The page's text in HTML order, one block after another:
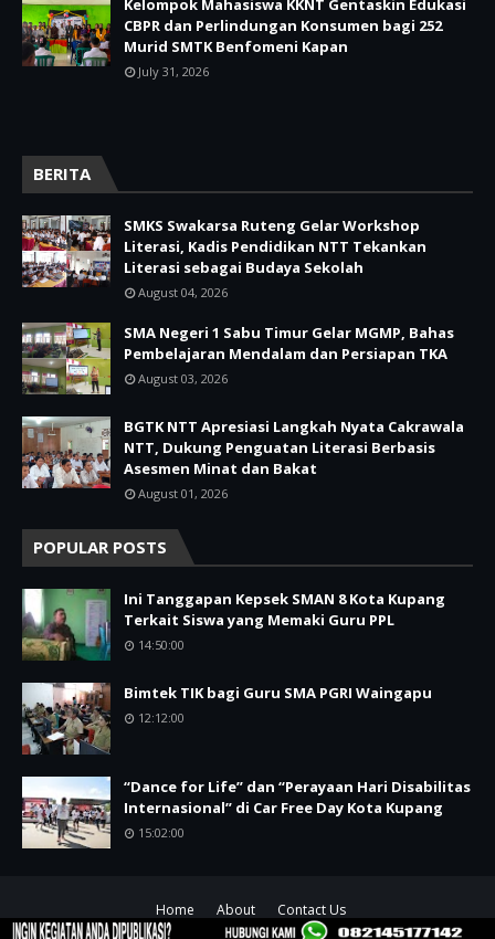
Kelompok Mahasiswa KKNT Gentaskin Edukasi
CBPR dan Perlindungan Konsumen bagi 252
Murid SMTK Benfomeni Kapan
July 31, 2026
BERITA
SMKS Swakarsa Ruteng Gelar Workshop
Literasi, Kadis Pendidikan NTT Tekankan
Literasi sebagai Budaya Sekolah
August 04, 2026
SMA Negeri 1 Sabu Timur Gelar MGMP, Bahas
Pembelajaran Mendalam dan Persiapan TKA
August 03, 2026
BGTK NTT Apresiasi Langkah Nyata Cakrawala
NTT, Dukung Penguatan Literasi Berbasis
Asesmen Minat dan Bakat
August 01, 2026
POPULAR POSTS
Ini Tanggapan Kepsek SMAN 8 Kota Kupang
Terkait Siswa yang Memaki Guru PPL
14:50:00
Bimtek TIK bagi Guru SMA PGRI Waingapu
12:12:00
“Dance for Life” dan “Perayaan Hari Disabilitas
Internasional” di Car Free Day Kota Kupang
15:02:00
Home About
Contact Us